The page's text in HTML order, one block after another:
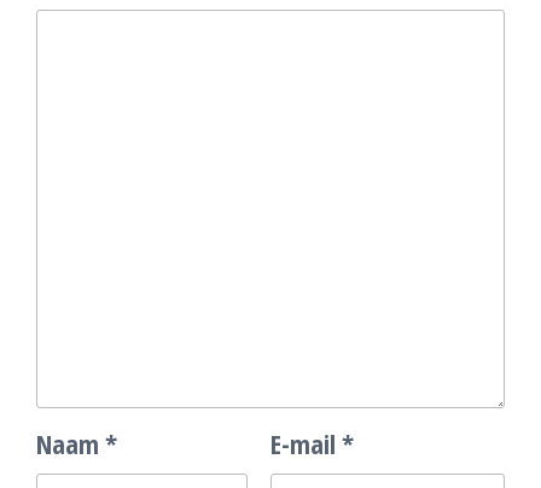
Naam * E-mail *